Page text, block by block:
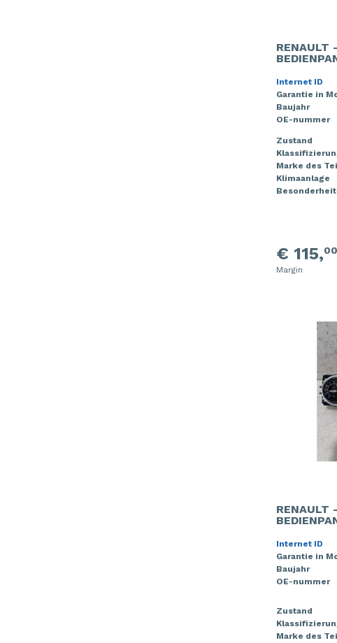
RENAULT
Internet ID
Garantie in
Baujahr
OE-nummer
Zustand
Marke des
Klimaanlage
€ 115,00
Margin
RENAULT
Internet ID
Garantie in
Baujahr
OE-nummer
Zustand
Marke des